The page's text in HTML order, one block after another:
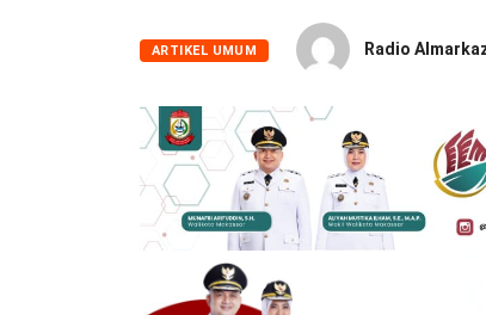
ARTIKEL UMUM Radio